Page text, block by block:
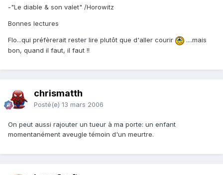
-"Le diable & son valet" /Horowitz
Bonnes lectures
Flo...qui préfèrerait rester lire plutôt que d'aller courir
....mais
bon, quand il faut, il faut !!
chrismatth
Posté(e) 13 mars 2006
On peut aussi rajouter un tueur à ma porte: un enfant
momentanément aveugle témoin d'un meurtre.